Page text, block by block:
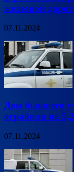
железной
07.11.2024
Дом бывшего
ограбили на
07.11.2024